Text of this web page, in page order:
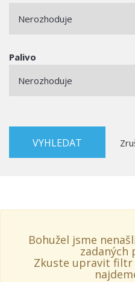
Palivo
Bohužel jsme
zadaných
Zkuste upravit filtr